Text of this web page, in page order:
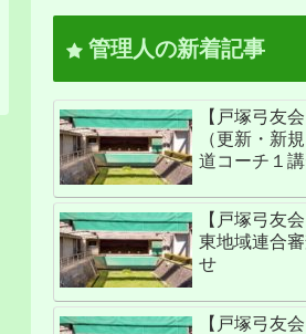
管理人の新着記事
【戸塚弓友
（更新・新
道コーチ１
【戸塚弓友
東地域連合
せ
【戸塚弓友